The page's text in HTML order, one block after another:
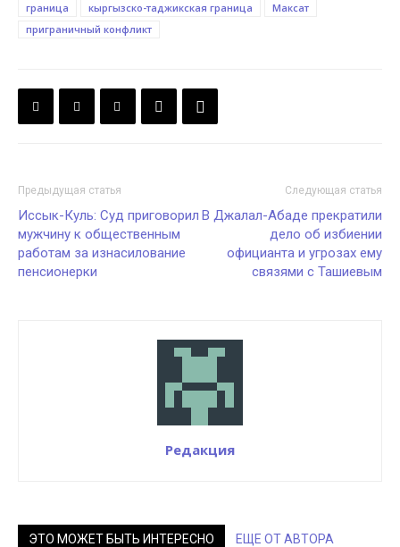
граница
кыргызско-таджикская граница
Максат
приграничный конфликт
Предыдущая статья
Иссык-Куль: Суд приговорил
мужчину к общественным
работам за изнасилование
пенсионерки
Следующая статья
В Джалал-Абаде прекратили
дело об избиении
официанта и угрозах ему
связями с Ташиевым
Редакция
ЭТО МОЖЕТ БЫТЬ ИНТЕРЕСНО ЕЩЕ ОТ АВТОРА